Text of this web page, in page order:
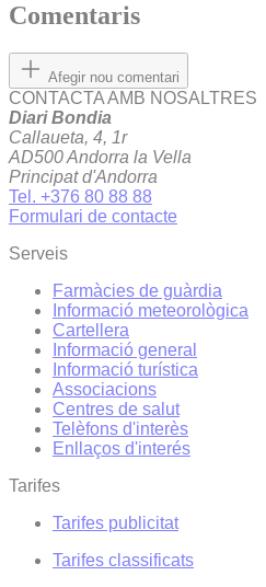
Comentaris
Afegir nou comentari
CONTACTA AMB NOSALTRES
Diari Bondia
Callaueta, 4, 1r
AD500 Andorra la Vella
Principat d'Andorra
Tel. +376 80 88 88
Formulari de contacte
Serveis
Farmàcies de guàrdia
Informació meteorològica
Cartellera
Informació general
Informació turística
Associacions
Centres de salut
Telèfons d'interès
Enllaços d'interés
Tarifes
Tarifes publicitat
Tarifes classificats